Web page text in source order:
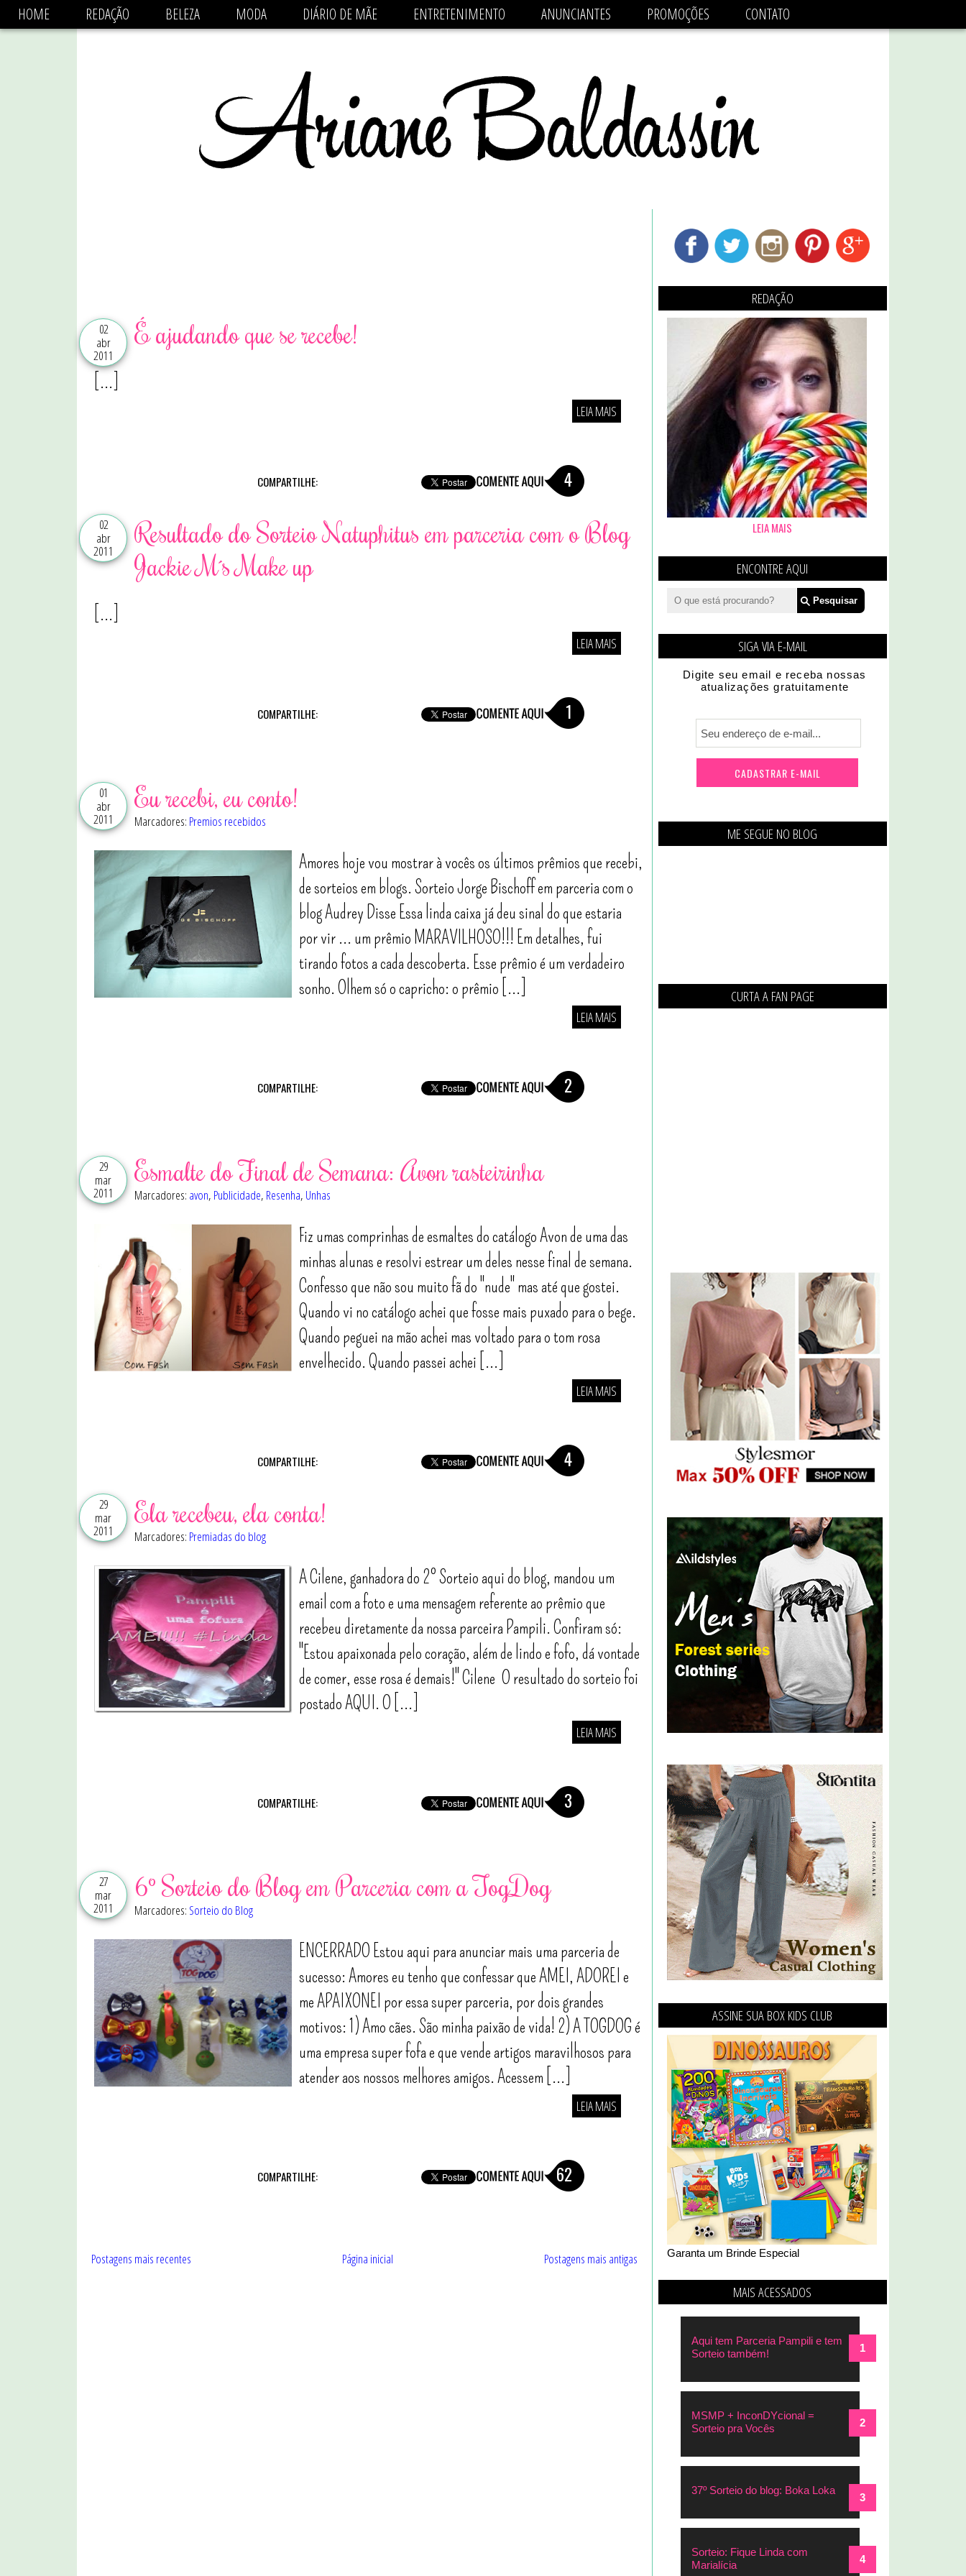
async='async' data-ad-client='ca-pub-1470782825684808' src='https://pagead2.googlesyndication.com/pagead/js/adsbygoogle.js'/>
HOME REDAÇÃO BELEZA MODA DIÁRIO DE MÃE ENTRETENIMENTO ANUNCIANTES PROMOÇÕES CONTATO
02
abr
2011
É ajudando que se recebe!
[...]
LEIA MAIS
4
COMPARTILHE:
02
abr
2011
Resultado do Sorteio Natuphitus em parceria com o Blog
Jackie M´s Make up
[...]
LEIA MAIS
1
COMPARTILHE:
01
abr
2011
Eu recebi, eu conto!
Marcadores: Premios recebidos
Amores hoje vou mostrar à vocês os últimos prêmios que recebi,
de sorteios em blogs. Sorteio Jorge Bischoff em parceria com o
blog Audrey Disse Essa linda caixa já deu sinal do que estaria
por vir ... um prêmio MARAVILHOSO!!! Em detalhes, fui
tirando fotos a cada descoberta. Esse prêmio é um verdadeiro
sonho. Olhem só o capricho: o prêmio [...]
LEIA MAIS
2
COMPARTILHE:
29
mar
2011
Esmalte do Final de Semana: Avon rasteirinha
Marcadores: avon, Publicidade, Resenha, Unhas
Fiz umas comprinhas de esmaltes do catálogo Avon de uma das
minhas alunas e resolvi estrear um deles nesse final de semana.
Confesso que não sou muito fã do "nude" mas até que gostei.
Quando vi no catálogo achei que fosse mais puxado para o bege.
Quando peguei na mão achei mas voltado para o tom rosa
envelhecido. Quando passei achei [...]
LEIA MAIS
4
COMPARTILHE:
29
mar
2011
Ela recebeu, ela conta!
Marcadores: Premiadas do blog
A Cilene, ganhadora do 2º Sorteio aqui do blog, mandou um
email com a foto e uma mensagem referente ao prêmio que
recebeu diretamente da nossa parceira Pampili. Confiram só:
"Estou apaixonada pelo coração, além de lindo e fofo, dá vontade
de comer, esse rosa é demais!" Cilene O resultado do sorteio foi
postado AQUI. O [...]
LEIA MAIS
3
COMPARTILHE:
27
mar
2011
6º Sorteio do Blog em Parceria com a TogDog
Marcadores: Sorteio do Blog
ENCERRADO Estou aqui para anunciar mais uma parceria de
sucesso: Amores eu tenho que confessar que AMEI, ADOREI e
me APAIXONEI por essa super parceria, por dois grandes
motivos: 1) Amo cães. São minha paixão de vida! 2) A TOGDOG é
uma empresa super fofa e que vende artigos maravilhosos para
atender aos nossos melhores amigos. Acessem [...]
LEIA MAIS
62
COMPARTILHE:
Postagens mais recentes Postagens mais antigas
Página inicial
REDAÇÃO
LEIA MAIS
ENCONTRE AQUI
SIGA VIA E-MAIL
Digite seu email e receba nossas
atualizações gratuitamente
ME SEGUE NO BLOG
CURTA A FAN PAGE
ASSINE SUA BOX KIDS CLUB
Garanta um Brinde Especial
MAIS ACESSADOS
Aqui tem Parceria Pampili e tem
Sorteio também!
MSMP + InconDYcional =
Sorteio pra Vocês
37º Sorteio do blog: Boka Loka
Sorteio: Fique Linda com
Marialícia